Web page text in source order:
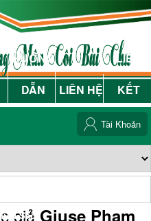
HƯỚNG
DẪN
LIÊN HỆ
LIÊN
KẾT
Sách
Tài Khoản
giả Giuse Phạm